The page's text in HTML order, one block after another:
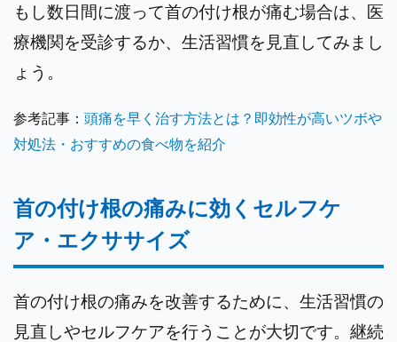
もし数日間に渡って首の付け根が痛む場合は、医
療機関を受診するか、生活習慣を見直してみまし
ょう。
参考記事： 頭痛を早く治す方法とは？即効性が高いツボや
対処法・おすすめの食べ物を紹介
首の付け根の痛みに効くセルフケ
ア・エクササイズ
首の付け根の痛みを改善するために、生活習慣の
見直しやセルフケアを行うことが大切です。継続